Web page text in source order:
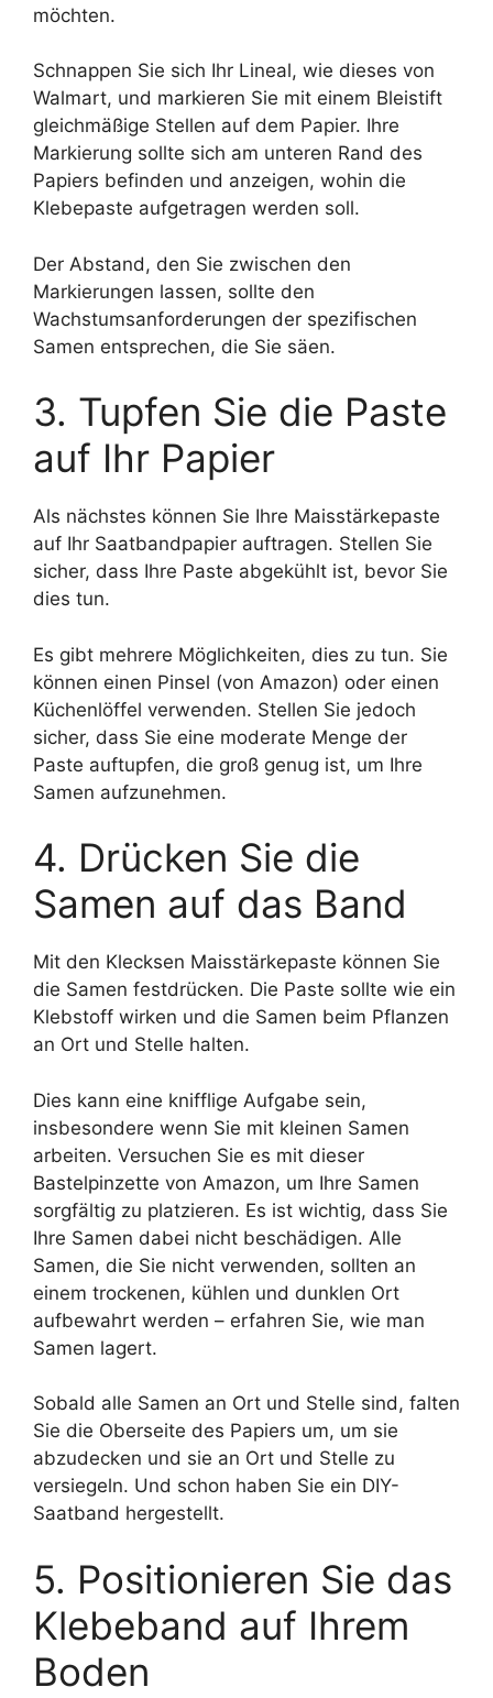
möchten.
Schnappen Sie sich Ihr Lineal, wie dieses von
Walmart, und markieren Sie mit einem Bleistift
gleichmäßige Stellen auf dem Papier. Ihre
Markierung sollte sich am unteren Rand des
Papiers befinden und anzeigen, wohin die
Klebepaste aufgetragen werden soll.
Der Abstand, den Sie zwischen den
Markierungen lassen, sollte den
Wachstumsanforderungen der spezifischen
Samen entsprechen, die Sie säen.
3. Tupfen Sie die Paste
auf Ihr Papier
Als nächstes können Sie Ihre Maisstärkepaste
auf Ihr Saatbandpapier auftragen. Stellen Sie
sicher, dass Ihre Paste abgekühlt ist, bevor Sie
dies tun.
Es gibt mehrere Möglichkeiten, dies zu tun. Sie
können einen Pinsel (von Amazon) oder einen
Küchenlöffel verwenden. Stellen Sie jedoch
sicher, dass Sie eine moderate Menge der
Paste auftupfen, die groß genug ist, um Ihre
Samen aufzunehmen.
4. Drücken Sie die
Samen auf das Band
Mit den Klecksen Maisstärkepaste können Sie
die Samen festdrücken. Die Paste sollte wie ein
Klebstoff wirken und die Samen beim Pflanzen
an Ort und Stelle halten.
Dies kann eine knifflige Aufgabe sein,
insbesondere wenn Sie mit kleinen Samen
arbeiten. Versuchen Sie es mit dieser
Bastelpinzette von Amazon, um Ihre Samen
sorgfältig zu platzieren. Es ist wichtig, dass Sie
Ihre Samen dabei nicht beschädigen. Alle
Samen, die Sie nicht verwenden, sollten an
einem trockenen, kühlen und dunklen Ort
aufbewahrt werden – erfahren Sie, wie man
Samen lagert.
Sobald alle Samen an Ort und Stelle sind, falten
Sie die Oberseite des Papiers um, um sie
abzudecken und sie an Ort und Stelle zu
versiegeln. Und schon haben Sie ein DIY-
Saatband hergestellt.
5. Positionieren Sie das
Klebeband auf Ihrem
Boden